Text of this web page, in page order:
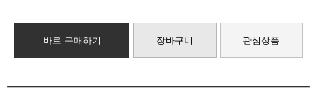
바로 구매하기 장바구니 관심상품